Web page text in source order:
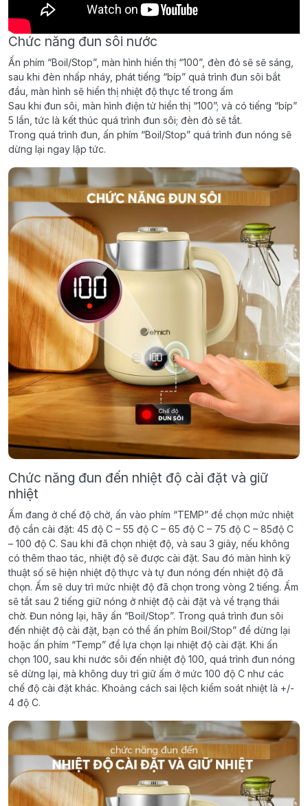
Chức năng đun sôi nước
Ấn phím “Boil/Stop”, màn hình hiển thị “100”, đèn đỏ sẽ sẽ sáng,
sau khi đèn nhấp nháy, phát tiếng “bíp” quá trình đun sôi bắt
đầu, màn hình sẽ hiển thị nhiệt độ thực tế trong ấm
Sau khi đun sôi, màn hình điện tử hiển thị “100”; và có tiếng “bíp”
5 lần, tức là kết thúc quá trình đun sôi; đèn đỏ sẽ tắt.
Trong quá trình đun, ấn phím “Boil/Stop” quá trình đun nóng sẽ
dừng lại ngay lập tức.
Chức năng đun đến nhiệt độ cài đặt và giữ
nhiệt
Ấm đang ở chế độ chờ, ấn vào phím “TEMP” để chọn mức nhiệt
độ cần cài đặt: 45 độ C – 55 độ C – 65 độ C – 75 độ C – 85độ C
– 100 độ C. Sau khi đã chọn nhiệt độ, và sau 3 giây, nếu không
có thêm thao tác, nhiệt độ sẽ được cài đặt. Sau đó màn hình kỹ
thuật số sẽ hiện nhiệt độ thực và tự đun nóng đến nhiệt độ đã
chọn. Ấm sẽ duy trì mức nhiệt độ đã chọn trong vòng 2 tiếng. Ấm
sẽ tắt sau 2 tiếng giữ nóng ở nhiệt độ cài đặt và về trạng thái
chờ. Đun nóng lại, hãy ấn “Boil/Stop”. Trong quá trình đun sôi
đến nhiệt độ cài đặt, bạn có thể ấn phím Boil/Stop” để dừng lại
hoặc ấn phím “Temp” để lựa chọn lại nhiệt độ cài đặt. Khi ấn
chọn 100, sau khi nước sôi đến nhiệt độ 100, quá trình đun nóng
sẽ dừng lại, mà không duy trì giữ ấm ở mức 100 độ C như các
chế độ cài đặt khác. Khoảng cách sai lệch kiểm soát nhiệt là +/-
4 độ C.